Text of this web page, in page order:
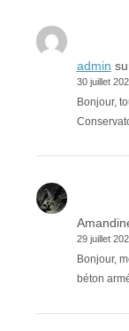
admin
30 juillet
Bonjour,
29 juillet
Bonjour,
béton